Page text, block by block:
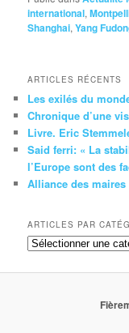
international,
Shanghai,Yang
ARTICLES RÉCENTS
Les exilés du
Chronique d’une
Livre. Eric
Said ferri: « La
l’Europe sont des
Alliance des maires
ARTICLES PAR
Articles
catégories